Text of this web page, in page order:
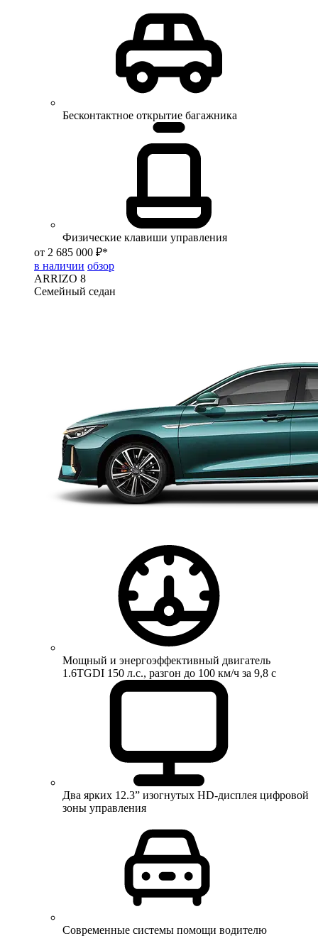
Бесконтактное открытие багажника
Физические клавиши управления
от 2 685 000 ₽*
в наличии обзор
ARRIZO 8
Семейный седан
Мощный и энергоэффективный двигатель
1.6TGDI 150 л.с., разгон до 100 км/ч за 9,8 с
Два ярких 12.3” изогнутых HD-дисплея цифровой
зоны управления
Современные системы помощи водителю